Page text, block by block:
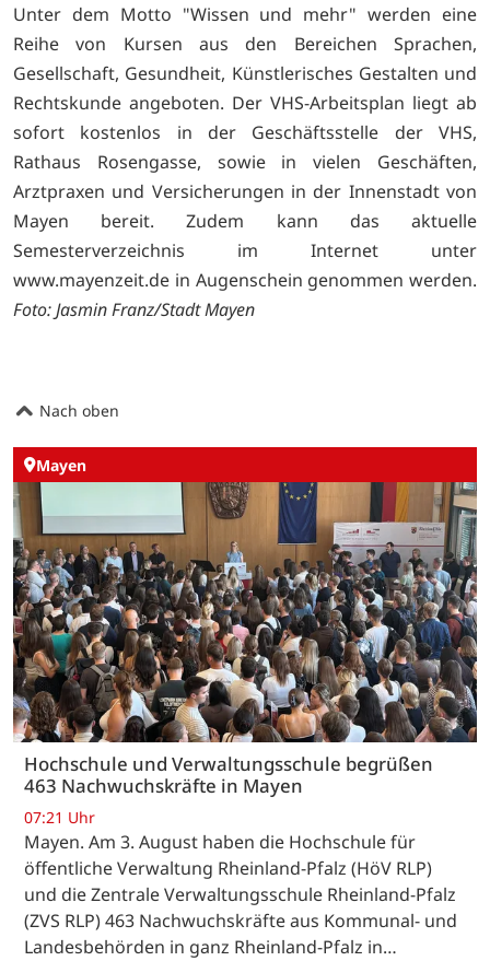
Unter dem Motto "Wissen und mehr" werden eine
Reihe von Kursen aus den Bereichen Sprachen,
Gesellschaft, Gesundheit, Künstlerisches Gestalten und
Rechtskunde angeboten. Der VHS-Arbeitsplan liegt ab
sofort kostenlos in der Geschäftsstelle der VHS,
Rathaus Rosengasse, sowie in vielen Geschäften,
Arztpraxen und Versicherungen in der Innenstadt von
Mayen bereit. Zudem kann das aktuelle
Semesterverzeichnis im Internet unter
www.mayenzeit.de in Augenschein genommen werden.
Foto: Jasmin Franz/Stadt Mayen
Nach oben
Mayen
Hochschule und Verwaltungsschule begrüßen
463 Nachwuchskräfte in Mayen
07:21 Uhr
Mayen. Am 3. August haben die Hochschule für
öffentliche Verwaltung Rheinland-Pfalz (HöV RLP)
und die Zentrale Verwaltungsschule Rheinland-Pfalz
(ZVS RLP) 463 Nachwuchskräfte aus Kommunal- und
Landesbehörden in ganz Rheinland-Pfalz in…